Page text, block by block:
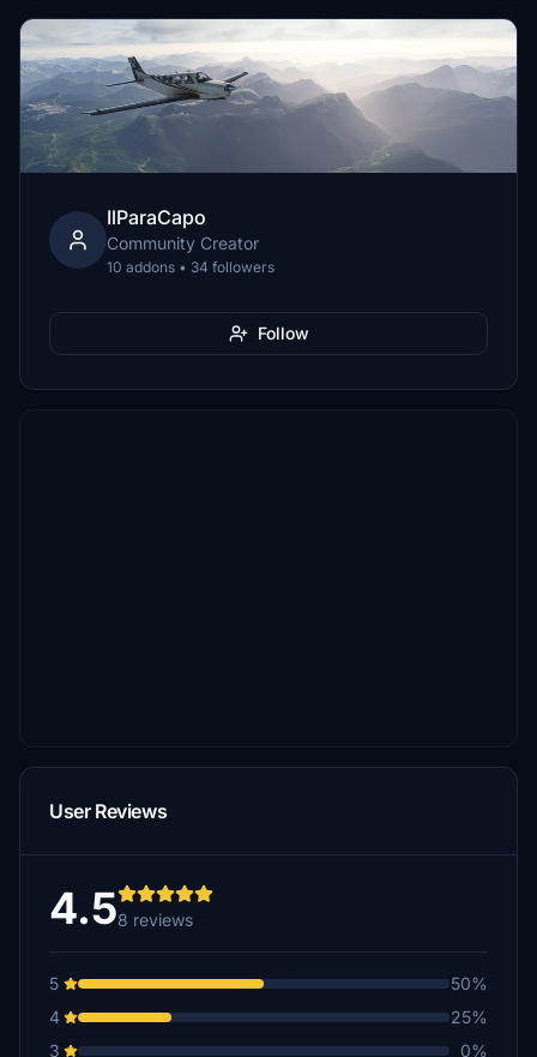
IlParaCapo
Community Creator
10 addons • 34 followers
Follow
User Reviews
4.58 reviews
5
50%
4
25%
3
0%